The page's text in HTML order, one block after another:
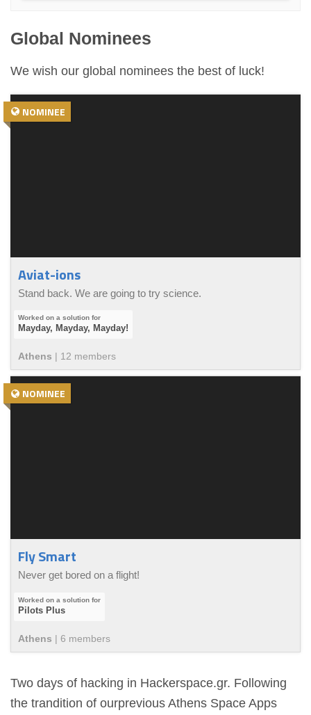
Global Nominees
We wish our global nominees the best of luck!
NOMINEE
Aviat-ions
Stand back. We are going to try science.
Mayday, Mayday, Mayday!
Athens | 12 members
NOMINEE
Fly Smart
Never get bored on a flight!
Pilots Plus
Athens | 6 members
Two days of hacking in Hackerspace.gr. Following
the trandition of ourprevious Athens Space Apps